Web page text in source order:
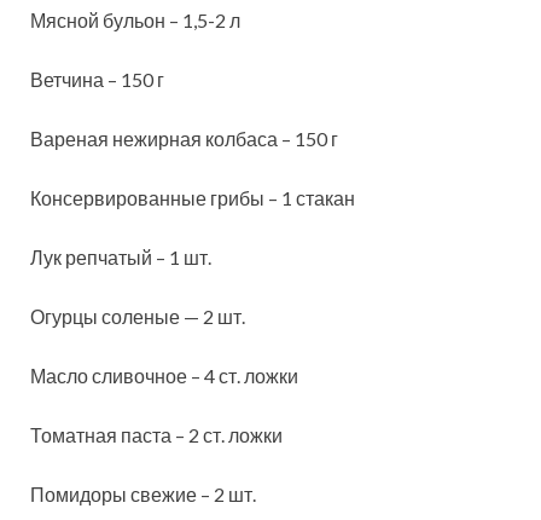
Мясной бульон – 1,5-2 л
Ветчина – 150 г
Вареная нежирная колбаса – 150 г
Консервированные грибы – 1 стакан
Лук репчатый – 1 шт.
Огурцы соленые — 2 шт.
Масло сливочное – 4 ст. ложки
Томатная паста – 2 ст. ложки
Помидоры свежие – 2 шт.